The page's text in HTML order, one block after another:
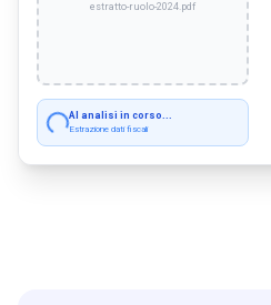
estratto-ruolo-2024.pdf
AI analisi in corso...
Estrazione dati fiscali